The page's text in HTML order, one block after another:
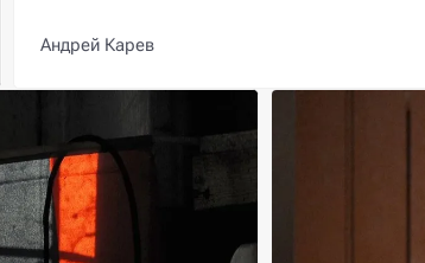
Андрей Карев